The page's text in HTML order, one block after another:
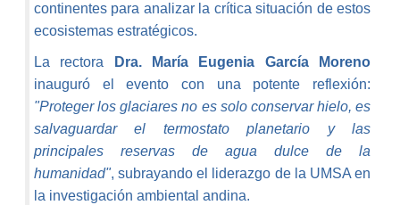
continentes para analizar la crítica situación de estos
ecosistemas estratégicos.
La rectora
Dra. María Eugenia García Moreno
inauguró el evento con una potente reflexión:
"Proteger los glaciares no es solo conservar hielo, es
salvaguardar el termostato planetario y las
principales reservas de agua dulce de la
humanidad", subrayando el liderazgo de la UMSA en
la investigación ambiental andina.